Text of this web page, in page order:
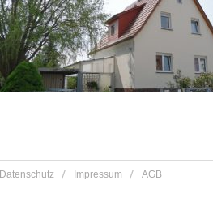
Datenschutz Impressum AGB